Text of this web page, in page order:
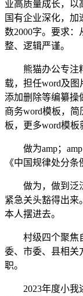
业高质量成长，以
国有企业深化，
数2000字。要求
整、逻辑严谨。
熊猫办公专注精
载，担任word及
添加删除等编纂操
商务word模板，简
板，更多word模板
做为amp；amp
《中国规律处分条
做为，做到泛泛
紧急关头豁得出来
本人摆进去。
村级四个聚焦自
委、市委、县相关
职。
2023年度小我